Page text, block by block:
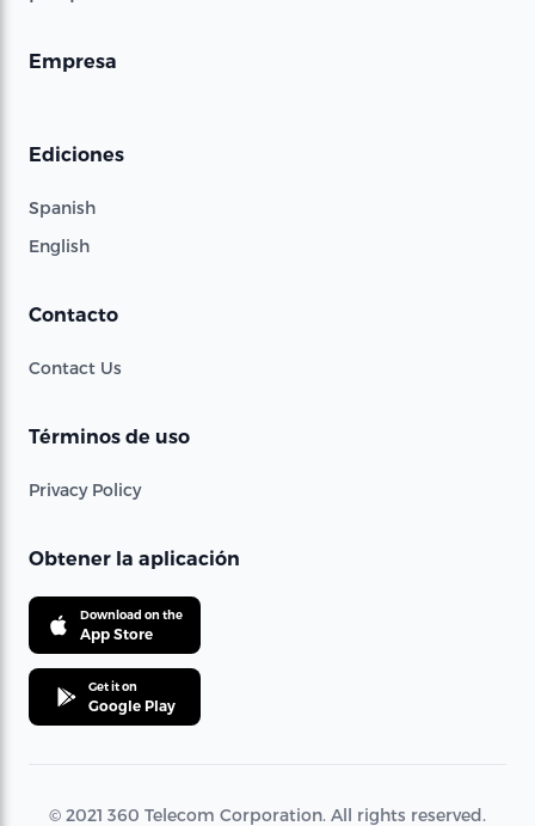
Empresa
Ediciones
Spanish
English
Contacto
Contact Us
Términos de uso
Privacy Policy
Obtener la aplicación
Download on the
App Store
Get it on
Google Play
© 2021 360 Telecom Corporation. All rights reserved.